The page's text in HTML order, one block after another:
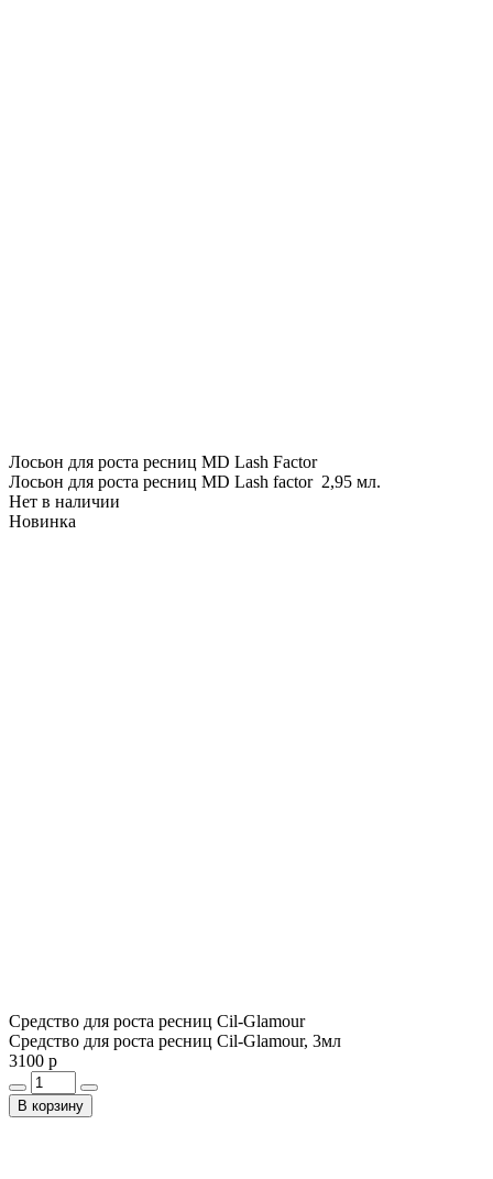
Лосьон для роста ресниц MD Lash Factor
Лосьон для роста ресниц MD Lash factor 2,95 мл.
Нет в наличии
Новинка
Средство для роста ресниц Cil-Glamour
Средство для роста ресниц Cil-Glamour, 3мл
3100 р
В корзину